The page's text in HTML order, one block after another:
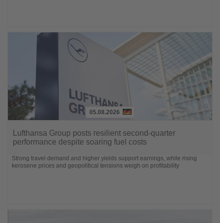
Sie
die
Nachrichten
05.08.2026
Lufthansa Group posts resilient second-quarter
performance despite soaring fuel costs
Strong travel demand and higher yields support earnings, while rising
kerosene prices and geopolitical tensions weigh on profitability